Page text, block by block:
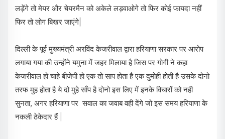
लड़ेंगे तो मेयर और चेयरमैन को अकेले लड़वाओगे तो फिर कोई फायदा नहीं
फिर तो लोग बिखर जाएंगे|
दिल्ली के पूर्व मुख्यमंत्री अरविंद केजरीवाल द्वारा हरियाणा सरकार पर आरोप
लगाया गया की उन्होंने यमुना में जहर मिलाया है जिस पर गोगी ने कहा
केजरीवाल हो चाहे बीजेपी हो एक तो साप होता है एक दुमोही होती है उसके दोनो
तरफ मुह होता है ये दो मुहे साँप है दोनो इस लिए में इनके विचारों को नही
सुनता, अगर हरियाणा पर सवाल का जवाब वही देंगे जो इस समय हरियाणा के
नकली ठेकेदार हैं |